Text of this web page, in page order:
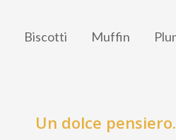
Biscotti Muffin
Un dolce